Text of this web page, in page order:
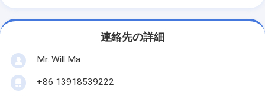
連絡先の詳細
Mr. Will Ma
+86 13918539222